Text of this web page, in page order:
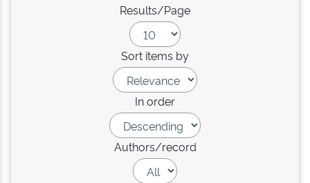
Results/Page
Sort items by
In order
Authors/record